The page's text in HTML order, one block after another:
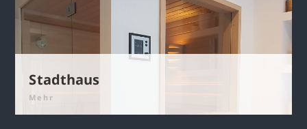
Stadthaus
Mehr